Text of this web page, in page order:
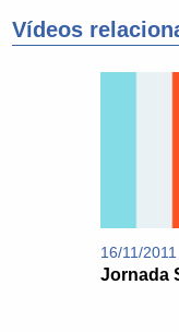
Vídeos
16/11/2011
Jornada